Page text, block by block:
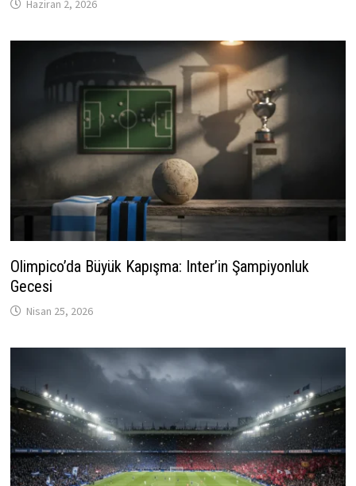
Haziran 2, 2026
Olimpico’da Büyük Kapışma: Inter’in Şampiyonluk
Gecesi
Nisan 25, 2026